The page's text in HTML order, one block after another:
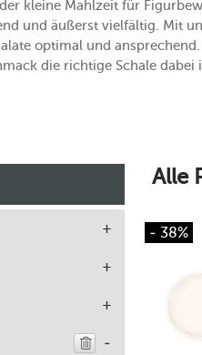
kleine Mahlzeit für
und äußerst vielfältig. Mit
optimal und
die richtige Schale dabei
Alle
- 38%